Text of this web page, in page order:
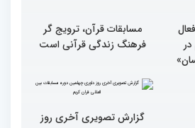
مسابقات قرآن، ترویج گر
فرهنگ زندگی قرآنی است